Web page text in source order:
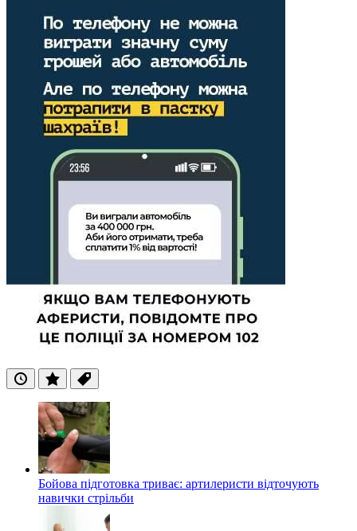
ОстанніПопулярні
Теги
Бойова підготовка триває: артилеристи відточують
навички стрільби